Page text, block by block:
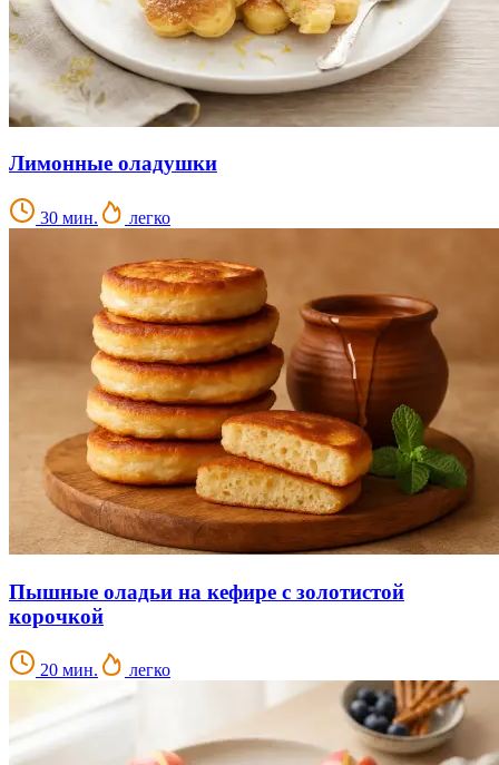
Лимонные оладушки
30 мин. легко
Пышные оладьи на кефире с золотистой
корочкой
20 мин. легко